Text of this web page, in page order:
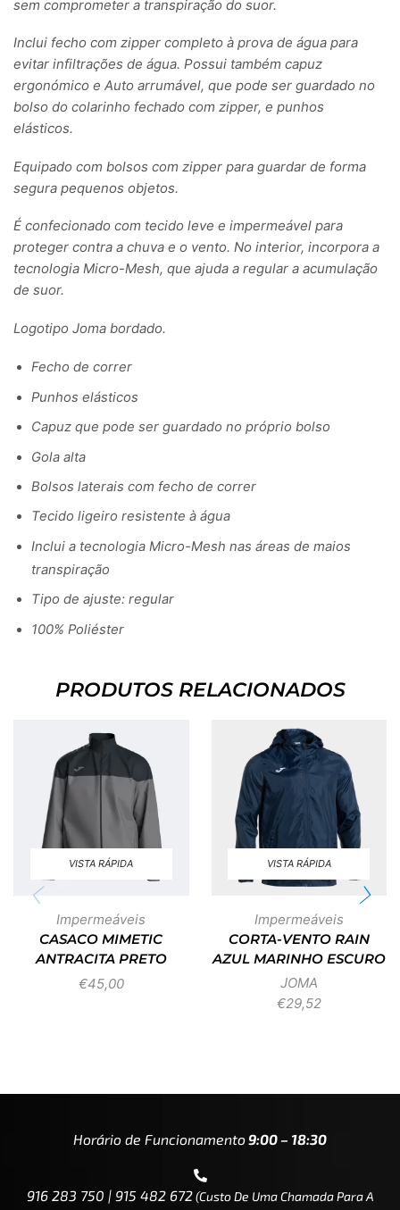
sem comprometer a transpiração do suor.
Inclui fecho com zipper completo à prova de água para
evitar infiltrações de água. Possui também capuz
ergonómico e Auto arrumável, que pode ser guardado no
bolso do colarinho fechado com zipper, e punhos
elásticos.
Equipado com bolsos com zipper para guardar de forma
segura pequenos objetos.
É confecionado com tecido leve e impermeável para
proteger contra a chuva e o vento. No interior, incorpora a
tecnologia Micro-Mesh, que ajuda a regular a acumulação
de suor.
Logotipo Joma bordado.
Fecho de correr
Punhos elásticos
Capuz que pode ser guardado no próprio bolso
Gola alta
Bolsos laterais com fecho de correr
Tecido ligeiro resistente à água
Inclui a tecnologia Micro-Mesh nas áreas de maios
transpiração
Tipo de ajuste: regular
100% Poliéster
PRODUTOS RELACIONADOS
VISTA RÁPIDA
Impermeáveis
CASACO MIMETIC
ANTRACITA PRETO
€45,00
VISTA RÁPIDA
Impermeáveis
CORTA-VENTO RAIN
AZUL MARINHO ESCURO
JOMA
€29,52
Horário de Funcionamento 9:00 – 18:30
916 283 750 | 915 482 672(custo De Uma Chamada Para A